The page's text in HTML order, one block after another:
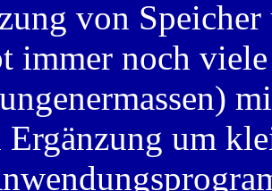
von
immer noch
um